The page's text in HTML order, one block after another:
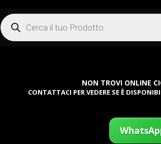
Products
search
NON TROVI ONLINE
CONTATTACI PER VEDERE SE È